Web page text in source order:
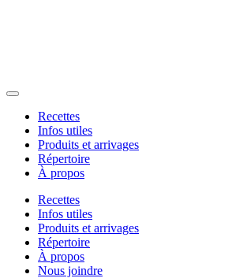
Recettes
Infos utiles
Produits et arrivages
Répertoire
À propos
Recettes
Infos utiles
Produits et arrivages
Répertoire
À propos
Nous joindre